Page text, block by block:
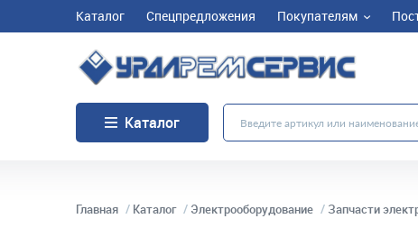
Каталог Спецпредложения Покупателям
Каталог
Главная Каталог Электрооборудование Запчасти